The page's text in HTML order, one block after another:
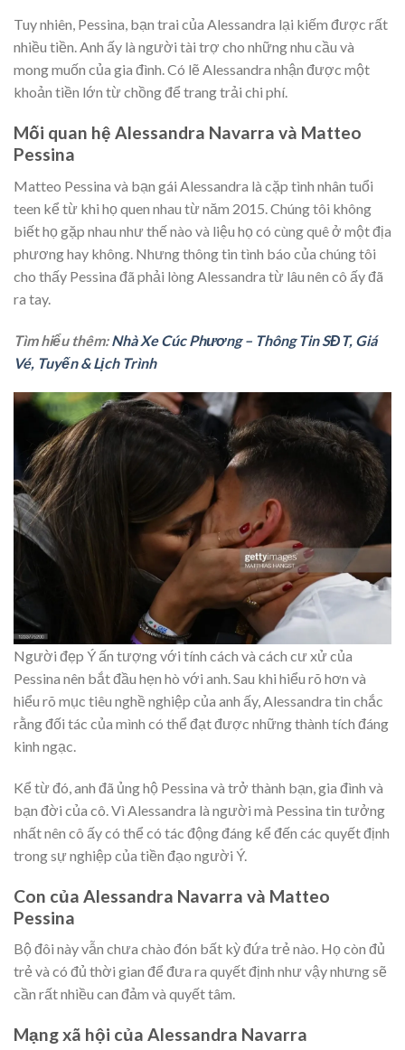
Tuy nhiên, Pessina, bạn trai của Alessandra lại kiếm được rất
nhiều tiền. Anh ấy là người tài trợ cho những nhu cầu và
mong muốn của gia đình. Có lẽ Alessandra nhận được một
khoản tiền lớn từ chồng để trang trải chi phí.
Mối quan hệ Alessandra Navarra và Matteo
Pessina
Matteo Pessina và bạn gái Alessandra là cặp tình nhân tuổi
teen kể từ khi họ quen nhau từ năm 2015. Chúng tôi không
biết họ gặp nhau như thế nào và liệu họ có cùng quê ở một địa
phương hay không. Nhưng thông tin tình báo của chúng tôi
cho thấy Pessina đã phải lòng Alessandra từ lâu nên cô ấy đã
ra tay.
Tìm hiểu thêm:Nhà Xe Cúc Phương – Thông Tin SĐT, Giá
Vé, Tuyến & Lịch Trình
Người đẹp Ý ấn tượng với tính cách và cách cư xử của
Pessina nên bắt đầu hẹn hò với anh. Sau khi hiểu rõ hơn và
hiểu rõ mục tiêu nghề nghiệp của anh ấy, Alessandra tin chắc
rằng đối tác của mình có thể đạt được những thành tích đáng
kinh ngạc.
Kể từ đó, anh đã ủng hộ Pessina và trở thành bạn, gia đình và
bạn đời của cô. Vì Alessandra là người mà Pessina tin tưởng
nhất nên cô ấy có thể có tác động đáng kể đến các quyết định
trong sự nghiệp của tiền đạo người Ý.
Con của Alessandra Navarra và Matteo
Pessina
Bộ đôi này vẫn chưa chào đón bất kỳ đứa trẻ nào. Họ còn đủ
trẻ và có đủ thời gian để đưa ra quyết định như vậy nhưng sẽ
cần rất nhiều can đảm và quyết tâm.
Mạng xã hội của Alessandra Navarra